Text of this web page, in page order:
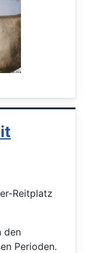
Reitplatz
den
Perioden.